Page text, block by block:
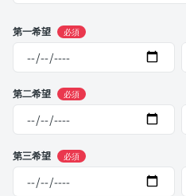
第一希望 必須
第二希望 必須
第三希望 必須